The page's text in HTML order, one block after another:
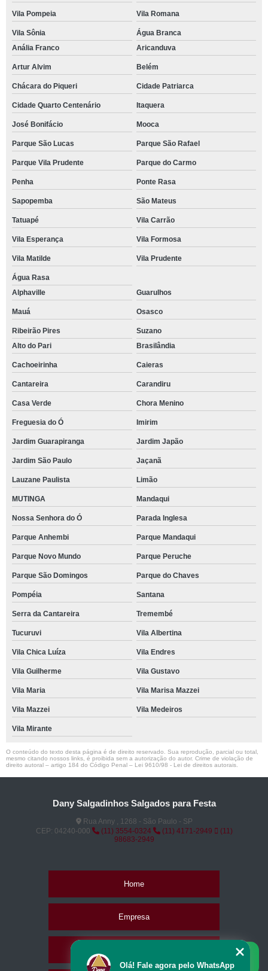
Vila Pompeia Vila Romana
Vila Sônia
Água Branca
Anália Franco
Aricanduva
Artur Alvim Belém
Chácara do Piqueri Cidade Patriarca
Cidade Quarto Centenário Itaquera
José Bonifácio Mooca
Parque São Lucas Parque São Rafael
Parque Vila Prudente Parque do Carmo
Penha Ponte Rasa
Sapopemba São Mateus
Tatuapé Vila Carrão
Vila Esperança Vila Formosa
Vila Matilde Vila Prudente
Água Rasa
Alphaville
Guarulhos
Mauá Osasco
Ribeirão Pires
Suzano
Alto do Pari
Brasilândia
Cachoeirinha Caieras
Cantareira Carandiru
Casa Verde Chora Menino
Freguesia do Ó Imirim
Jardim Guarapiranga Jardim Japão
Jardim São Paulo Jaçanã
Lauzane Paulista Limão
MUTINGA Mandaqui
Nossa Senhora do Ó Parada Inglesa
Parque Anhembi Parque Mandaqui
Parque Novo Mundo Parque Peruche
Parque São Domingos Parque do Chaves
Pompéia Santana
Serra da Cantareira Tremembé
Tucuruvi Vila Albertina
Vila Chica Luíza Vila Endres
Vila Guilherme Vila Gustavo
Vila Maria Vila Marisa Mazzei
Vila Mazzei Vila Medeiros
Vila Mirante
O conteúdo do texto desta página é de direito reservado. Sua reprodução, parcial ou total,
mesmo citando nossos links, é proibida sem a autorização do autor. Crime de violação de
direito autoral – artigo 184 do Código Penal – Lei 9610/98 - Lei de direitos autorais
Dany Salgadinhos Salgados para Festa
Rua Anny , 1268 - São Paulo - SP
CEP: 04240-000
(11) 3554-0324 (11) 4171-2949
(11)
98683-2949
Home
Empresa
Olá! Fale agora pelo WhatsApp